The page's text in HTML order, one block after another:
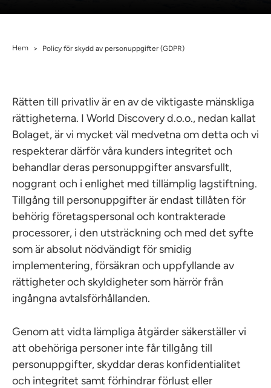
Hem > Policy för skydd av personuppgifter (GDPR)
Rätten till privatliv är en av de viktigaste mänskliga
rättigheterna. I World Discovery d.o.o., nedan kallat
Bolaget, är vi mycket väl medvetna om detta och vi
respekterar därför våra kunders integritet och
behandlar deras personuppgifter ansvarsfullt,
noggrant och i enlighet med tillämplig lagstiftning.
Tillgång till personuppgifter är endast tillåten för
behörig företagspersonal och kontrakterade
processorer, i den utsträckning och med det syfte
som är absolut nödvändigt för smidig
implementering, försäkran och uppfyllande av
rättigheter och skyldigheter som härrör från
ingångna avtalsförhållanden.
Genom att vidta lämpliga åtgärder säkerställer vi
att obehöriga personer inte får tillgång till
personuppgifter, skyddar deras konfidentialitet
och integritet samt förhindrar förlust eller